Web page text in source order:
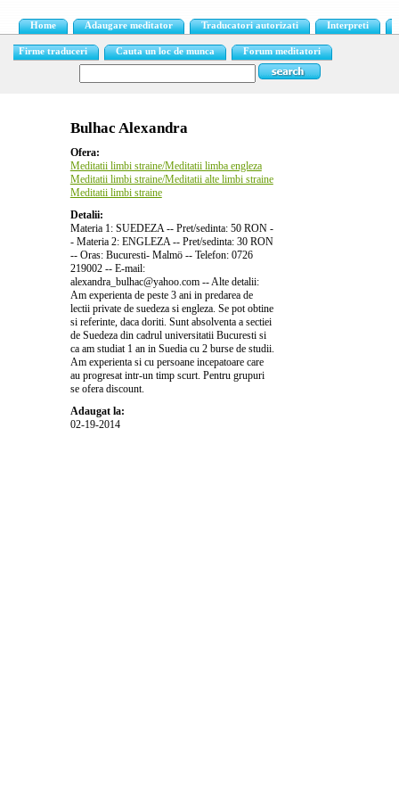
Home Adaugare meditator Traducatori autorizati Interpreti
Firme traduceri Cauta un loc de munca Forum meditatori
Bulhac Alexandra
Ofera:
Meditatii limbi straine/Meditatii limba engleza
Meditatii limbi straine/Meditatii alte limbi straine
Meditatii limbi straine
Detalii:
Materia 1: SUEDEZA -- Pret/sedinta: 50 RON -
- Materia 2: ENGLEZA -- Pret/sedinta: 30 RON
-- Oras: Bucuresti- Malmö -- Telefon: 0726
219002 -- E-mail:
alexandra_bulhac@yahoo.com -- Alte detalii:
Am experienta de peste 3 ani in predarea de
lectii private de suedeza si engleza. Se pot obtine
si referinte, daca doriti. Sunt absolventa a sectiei
de Suedeza din cadrul universitatii Bucuresti si
ca am studiat 1 an in Suedia cu 2 burse de studii.
Am experienta si cu persoane incepatoare care
au progresat intr-un timp scurt. Pentru grupuri
se ofera discount.
Adaugat la:
02-19-2014